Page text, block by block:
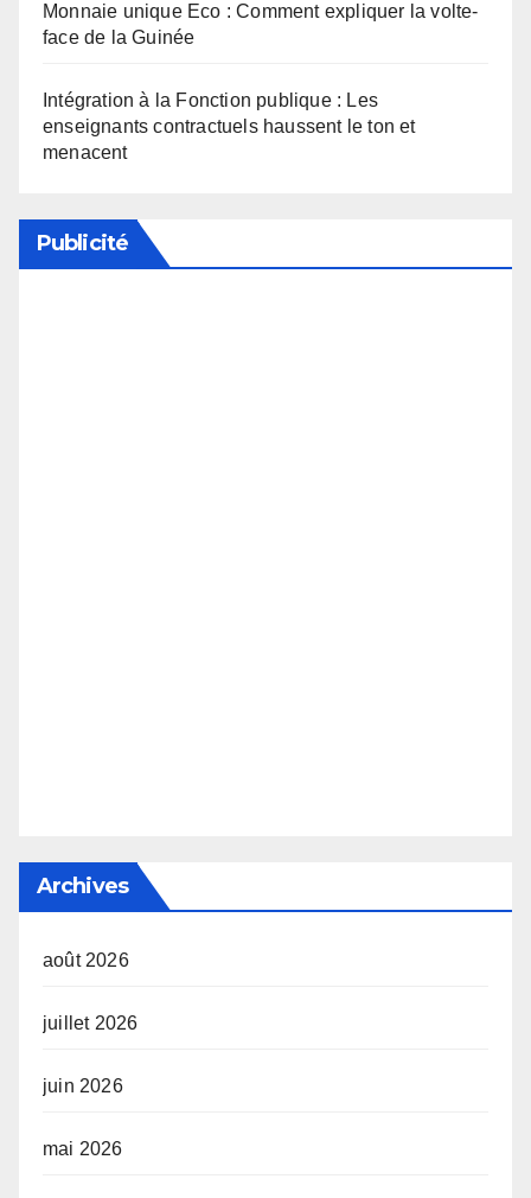
Monnaie unique Eco : Comment expliquer la volte-
face de la Guinée
Intégration à la Fonction publique : Les
enseignants contractuels haussent le ton et
menacent
Publicité
Archives
août 2026
juillet 2026
juin 2026
mai 2026